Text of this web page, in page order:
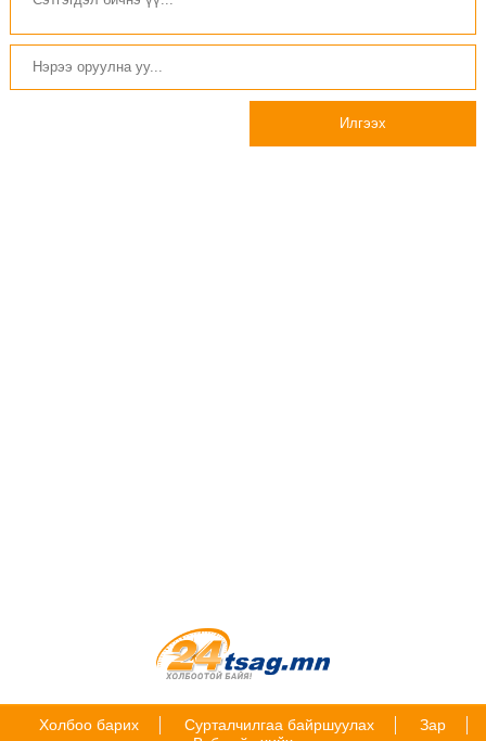
Илгээх
Холбоо барих Сурталчилгаа байршуулах
Зар